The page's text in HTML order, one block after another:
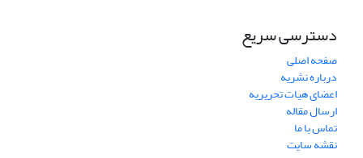
دسترسی سریع
صفحه اصلی
درباره نشریه
اعضای هیات تحریریه
ارسال مقاله
تماس با ما
نقشه سایت